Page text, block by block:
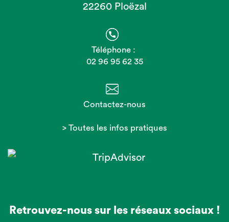
22260 Ploëzal
Téléphone :
02 96 95 62 35
Contactez-nous
> Toutes les infos pratiques
Retrouvez-nous sur les réseaux sociaux !